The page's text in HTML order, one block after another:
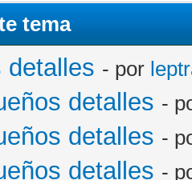
tema
detalles - por
detalles -
detalles -
detalles -